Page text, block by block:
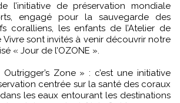
l’initiative de préservation mondiale
engagé pour la sauvegarde des
coralliens, les enfants de l’Atelier de
Vivre sont invités à venir découvrir notre
« Jour de l’OZONE ».
Zone » : c’est une initiative
centrée sur la santé des coraux
les eaux entourant les destinations